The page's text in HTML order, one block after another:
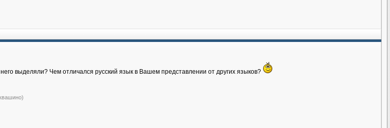
выделяли? Чем отличался русский язык в Вашем представлении от других языков?